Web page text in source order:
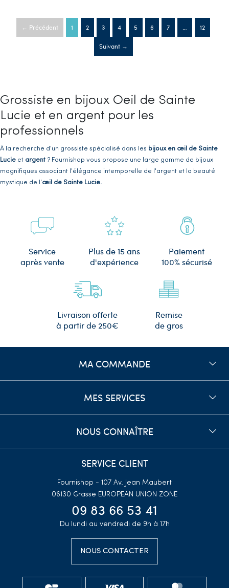
← Précédent 1 2 3 4 5 6 7 12
Suivant →
Grossiste en bijoux Oeil de Sainte
Lucie et en argent pour les
professionnels
À la recherche d'un grossiste spécialisé dans les bijoux en œil de Sainte
Lucie et argent ? Fournishop vous propose une large gamme de bijoux
magnifiques associant l'élégance intemporelle de l'argent et la beauté
mystique de l'œil de Sainte Lucie.
elle crée des bijoux uniques et captivants qui ajoutent une touche de
sophistication à toutes vos tenues.
Fournishop, grossiste de bijoux oeil de Sainte Lucie
, s'engage à vous offrir
des bijoux de haute qualité, fabriqués avec des matériaux authentiques et
finitions impeccables, garantissant ainsi des bijoux durables et
Vente en gros de bijoux Oeil de Sainte
détaillant, unrevendeur ou un professionnel de la
bijouterie, nous pouvons répondre à vos besoins en matière debijoux en
colliers, des bracelets, des bagues et des boucles
d'oreilles, tous ornés del'œil de Sainte Lucieet méticuleusement conçus
Choisir ses bijoux oeil de Sainte Lucie
chez votre fournisseur Fournishop
En choisissant Fournishop en tant que votregrossiste en bijoux œil de
Sainte Lucie et argent, vous bénéficiez non seulement d'une qualité
attentionné. Nous sommes là pour vous accompagner dans le choix des
pièces qui conviennent le mieux à votre clientèle et à votre marché, et nous
découvrir notre collection debijoux en œil de Sainte Lucie et argent
Service
après vente
Plus de 15 ans
d'expérience
Paiement
100% sécurisé
Livraison offerte
à partir de 250€
Remise
de gros
MA COMMANDE
MES SERVICES
NOUS CONNAÎTRE
SERVICE CLIENT
Fournishop - 107 Av. Jean Maubert
06130 Grasse EUROPEAN UNION ZONE
09 83 66 53 41
Du lundi au vendredi de 9h à 17h
NOUS CONTACTER